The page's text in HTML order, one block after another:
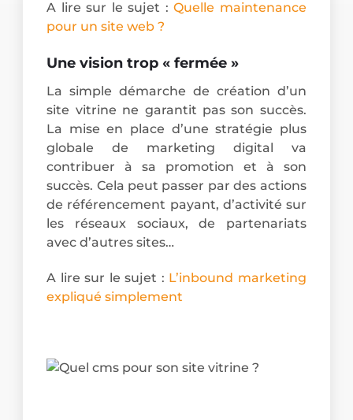
A lire sur le sujet :Quelle maintenance
pour un site web ?
Une vision trop « fermée »
La simple démarche de création d’un
site vitrine ne garantit pas son succès.
La mise en place d’une stratégie plus
globale de marketing digital va
contribuer à sa promotion et à son
succès. Cela peut passer par des actions
de référencement payant, d’activité sur
les réseaux sociaux, de partenariats
avec d’autres sites…
A lire sur le sujet : L’inbound marketing
expliqué simplement